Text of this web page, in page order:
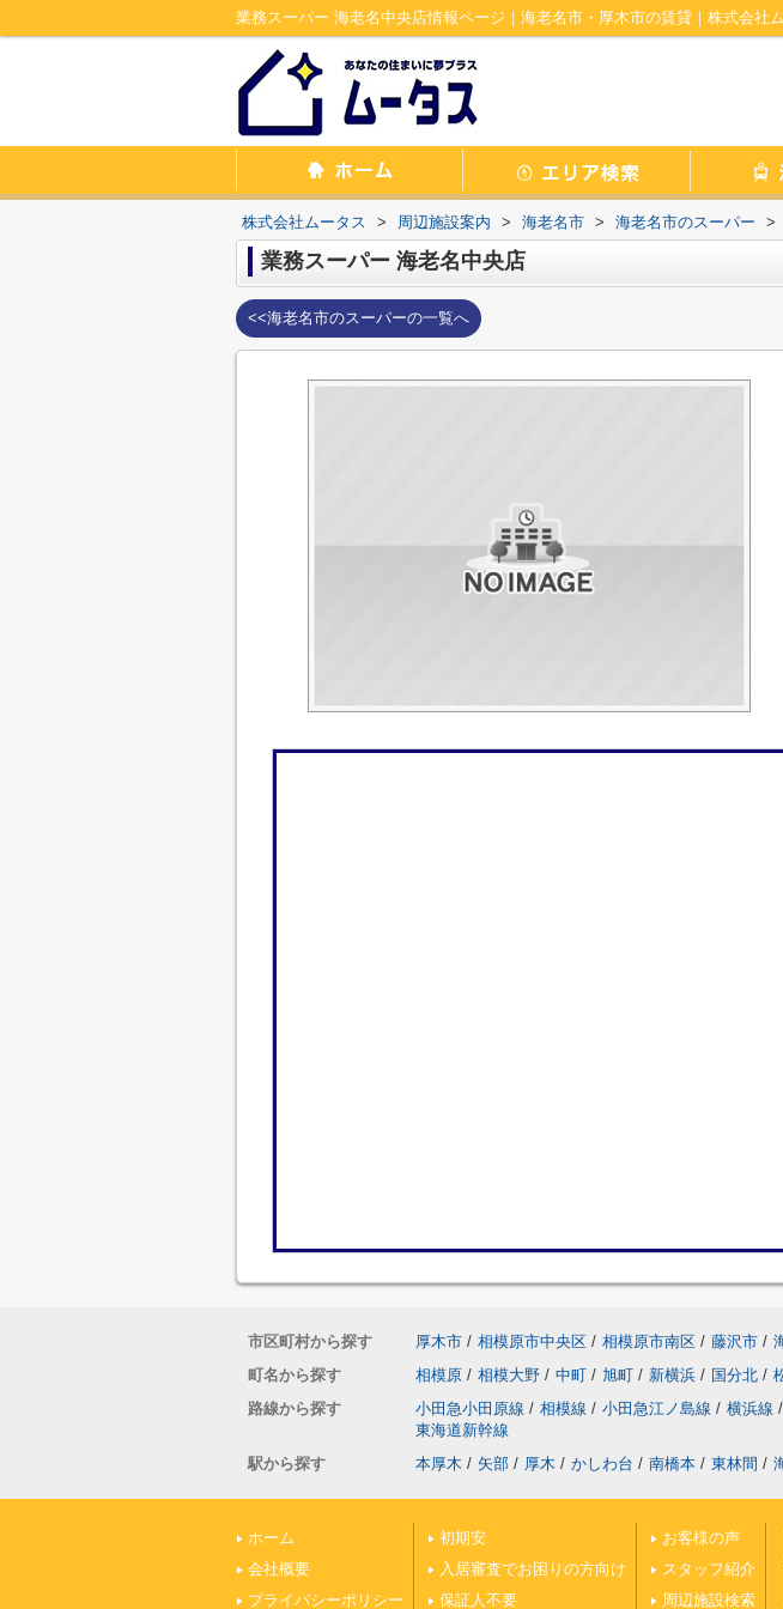
業務スーパー 海老名中央店情報ページ｜海老名市・厚木市の賃貸｜株式会社
株式会社ムータス > 周辺施設案内 > 海老名市 > 海老名市のスーパー >
業務スーパー 海老名中央店
<<海老名市のスーパーの一覧へ
市区町村から探す 厚木市 / 相模原市中央区 / 相模原市南区 / 藤沢市 /
町名から探す
相模原 / 相模大野 / 中町 / 旭町 / 新横浜 / 国分北 /
路線から探す
小田急小田原線 / 相模線 / 小田急江ノ島線 / 横浜線 /
東海道新幹線
駅から探す
本厚木 / 矢部 / 厚木 / かしわ台 / 南橋本 / 東林間 /
ホーム
会社概要
プライバシーポリシー
初期安
入居審査でお困りの方向け
保証人不要
お客様の声
スタッフ紹介
周辺施設検索